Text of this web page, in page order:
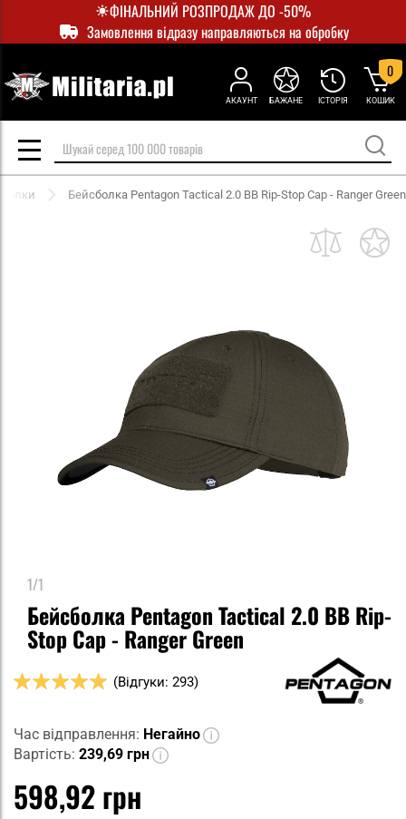
ФІНАЛЬНИЙ РОЗПРОДАЖ ДО -50%
Замовлення відразу направляються на обробку
АКАУНТ ІСТОРІЯ
БАЖАНЕ КОШИК
0
Бейсболка Pentagon Tactical 2.0 BB Rip-Stop Cap - Ranger Green
1/1
Бейсболка Pentagon Tactical 2.0 BB Rip-
Stop Cap - Ranger Green
Оцінка:
(Відгуки: 293)
Час відправлення: Негайно
Вартість: 239,69 грн
598,92 грн